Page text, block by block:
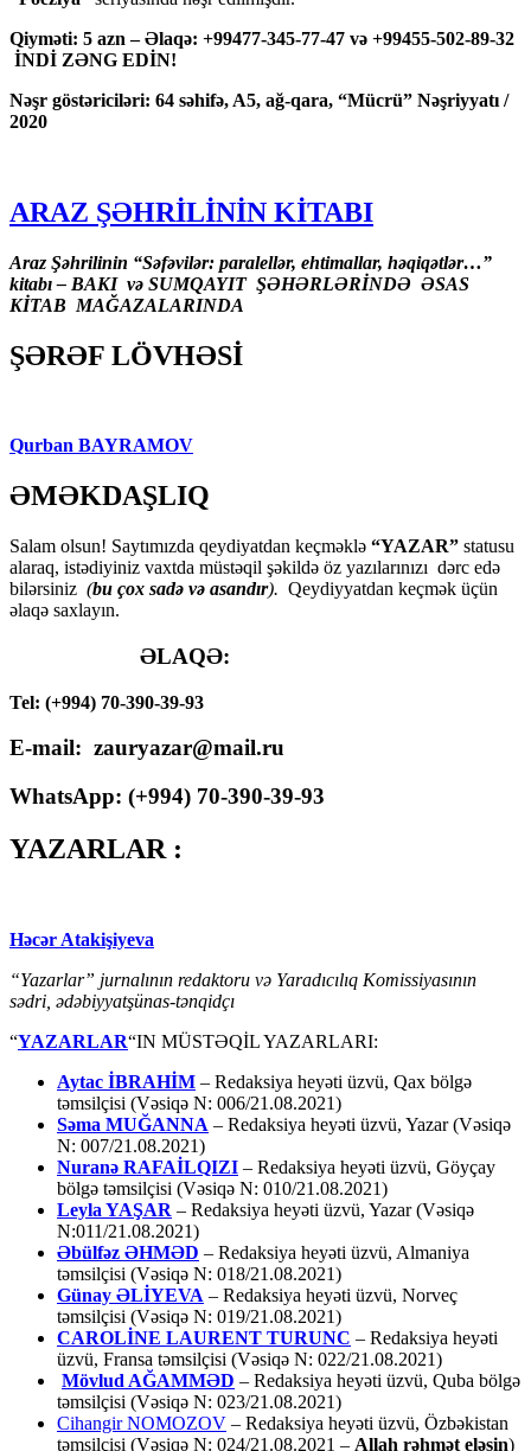
Qiyməti: 5 azn – Əlaqə: +99477-345-77-47 və +99455-502-89-32
İNDİ ZƏNG EDİN!
Nəşr göstəriciləri: 64 səhifə, A5, ağ-qara, “Mücrü” Nəşriyyatı /
2020
ARAZ ŞƏHRİLİNİN KİTABI
Araz Şəhrilinin “Səfəvilər: paralellər, ehtimallar, həqiqətlər…”
kitabı – BAKI və SUMQAYIT ŞƏHƏRLƏRİNDƏ ƏSAS
KİTAB MAĞAZALARINDA
ŞƏRƏF LÖVHƏSİ
Qurban BAYRAMOV
ƏMƏKDAŞLIQ
Salam olsun! Saytımızda qeydiyatdan keçməklə “YAZAR” statusu
alaraq, istədiyiniz vaxtda müstəqil şəkildə öz yazılarınızı dərc edə
bilərsiniz (bu çox sadə və asandır). Qeydiyyatdan keçmək üçün
əlaqə saxlayın.
ƏLAQƏ:
Tel: (+994) 70-390-39-93
E-mail: zauryazar@mail.ru
WhatsApp: (+994) 70-390-39-93
YAZARLAR :
Həcər Atakişiyeva
“Yazarlar” jurnalının redaktoru və Yaradıcılıq Komissiyasının
sədri, ədəbiyyatşünas-tənqidçı
“YAZARLAR“IN MÜSTƏQİL YAZARLARI:
Aytac İBRAHİM – Redaksiya heyəti üzvü, Qax bölgə
təmsilçisi (Vəsiqə N: 006/21.08.2021)
Səma MUĞANNA – Redaksiya heyəti üzvü, Yazar (Vəsiqə
N: 007/21.08.2021)
Nuranə RAFAİLQIZI – Redaksiya heyəti üzvü, Göyçay
bölgə təmsilçisi (Vəsiqə N: 010/21.08.2021)
Leyla YAŞAR – Redaksiya heyəti üzvü, Yazar (Vəsiqə
N:011/21.08.2021)
Əbülfəz ƏHMƏD – Redaksiya heyəti üzvü, Almaniya
təmsilçisi (Vəsiqə N: 018/21.08.2021)
Günay ƏLİYEVA – Redaksiya heyəti üzvü, Norveç
təmsilçisi (Vəsiqə N: 019/21.08.2021)
CAROLİNE LAURENT TURUNC – Redaksiya heyəti
üzvü, Fransa təmsilçisi (Vəsiqə N: 022/21.08.2021)
Mövlud AĞAMMƏD – Redaksiya heyəti üzvü, Quba bölgə
təmsilçisi (Vəsiqə N: 023/21.08.2021)
Cihangir NOMOZOV – Redaksiya heyəti üzvü, Özbəkistan
təmsilçisi (Vəsiqə N: 024/21.08.2021 – Allah rəhmət eləsin)